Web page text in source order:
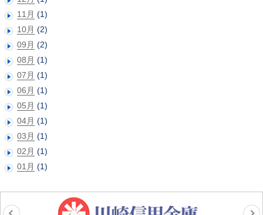
11月 (1)
10月 (2)
09月 (2)
08月 (1)
07月 (1)
06月 (1)
05月 (1)
04月 (1)
03月 (1)
02月 (1)
01月 (1)